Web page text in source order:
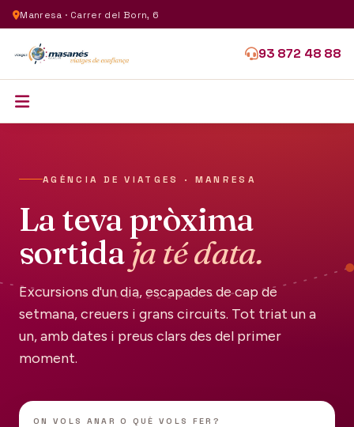
Manresa · Carrer del Born, 6
93 872 48 88
AGÈNCIA DE VIATGES · MANRESA
La teva pròxima
sortidaja té data.
Excursions d'un dia, escapades de cap de
setmana, creuers i grans circuits. Tot triat un a
un, amb dates i preus clars des del primer
moment.
ON VOLS ANAR O QUÈ VOLS FER?